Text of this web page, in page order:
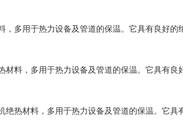
，多用于热力设备及管道的保温。它具有良好的
材料，多用于热力设备及管道的保温。它具有良
绝热材料，多用于热力设备及管道的保温。它